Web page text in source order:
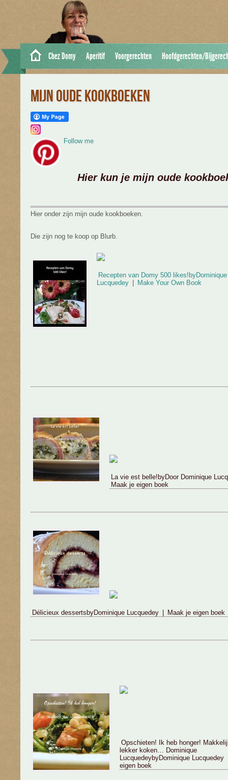
Chez Domy Aperitif Voorgerechten Hoofdgerechten/
MIJN OUDE KOOKBOEKEN
Follow me
Hier kun je mijn oude
Hier onder zijn mijn oude kookboeken.
Die zijn nog te koop op Blurb.
Recepten van Domy 500 likes! byDominique
Lucquedey
Make Your Own Book
La vie est belle! byDoor Dominique
Maak je eigen boek
Délicieux desserts byDominique Lucquedey Maak je eigen boek
Opschieten! Ik heb honger!
lekker koken… Dominique
LucquedeybyDominique Lucquedey
eigen boek